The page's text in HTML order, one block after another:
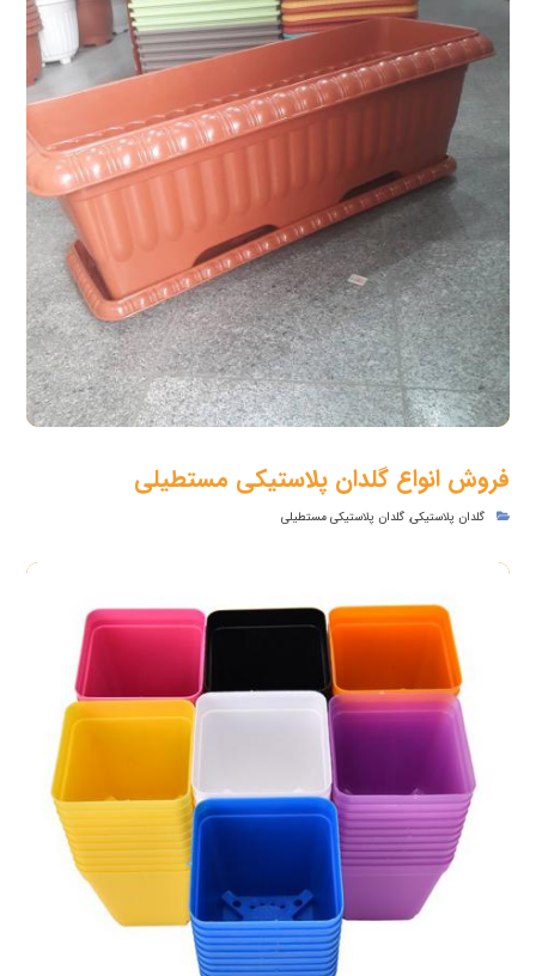
فروش انواع گلدان پلاستیکی مستطیلی
گلدان پلاستیکی,گلدان پلاستیکی مستطیلی